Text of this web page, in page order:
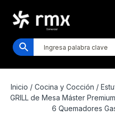
Inicio / Cocina y Cocción /
GRILL de Mesa Máster
6 Quemadores